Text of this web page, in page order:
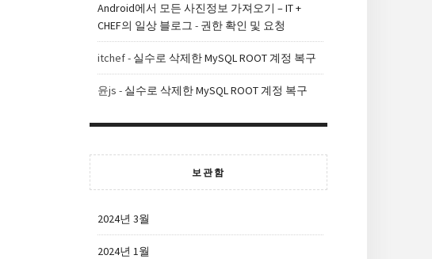
Android에서 모든 사진정보 가져오기 – IT +
CHEF의 일상 블로그 - 권한 확인 및 요청
itchef- 실수로 삭제한 MySQL ROOT 계정 복구
윤js - 실수로 삭제한 MySQL ROOT 계정 복구
보관함
2024년 3월
2024년 1월